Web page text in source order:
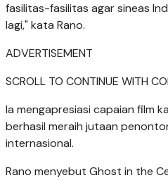
fasilitas-fasilitas agar sineas
lagi," kata Rano.
ADVERTISEMENT
SCROLL TO CONTINUE WITH
Ia mengapresiasi capaian film
berhasil meraih jutaan
internasional.
Rano menyebut Ghost in the